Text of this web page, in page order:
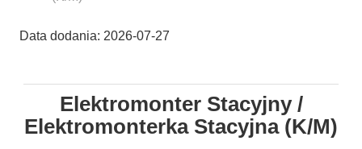
Data dodania: 2026-07-27
Elektromonter Stacyjny /
Elektromonterka Stacyjna (K/M)